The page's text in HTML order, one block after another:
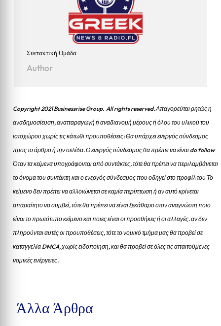
Συντακτική Ομάδα
Author
Copyright 2021 Businessrise Group. All rights reserved. Απαγορεύται ρητώς η
αναδημοσίευση, αναπαραγωγή ή αναδιανομή μέρους ή όλου του υλικού του
ιστοχώρου χωρίς τις κάτωθι προυποθέσεις: Θα υπάρχει ενεργός σύνδεσμος
προς το άρθρο ή την σελίδα.Ο ενεργός σύνδεσμος θα πρέπει να είναι do follow
Όταν τα κείμενα υπογράφονται από συντάκτες, τότε θα πρέπει να περιλαμβάνεται
το όνομα του συντάκτη και ο ενεργός σύνδεσμος που οδηγεί στο προφίλ του Το
κείμενο δεν πρέπει να αλλοιώνεται σε καμία περίπτωση ή αν αυτό κρίνεται
απαραίτητο να συμβεί, τότε θα πρέπει να είναι ξεκάθαρο στον αναγνώστη ποιο
είναι το πρωτότυπο κείμενο και ποιες είναι οι προσθήκες ή οι αλλαγές. αν δεν
πληρούνται αυτές οι προυποθέσεις, τότε το νομικό τμήμα μας θα προβεί σε
καταγγελία DMCA, χωρίς ειδοποίηση, και θα προβεί σε όλες τις απαιτούμενες
νομικές ενέργειες.
Άλλα Άρθρα